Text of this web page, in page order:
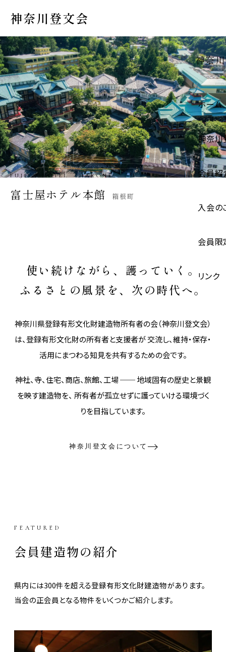
神奈川登文会
神奈
ホーム
神奈川
会員紹
入会の
会員限
リンク
IGARASHI STORE · HADANO
五十嵐商店 秦野市
使い続けながら、護っていく。
ふるさとの風景を、次の時代へ。
神奈川県登録有形文化財建造物所有者の会（神奈川登文会）
は、登録有形文化財の所有者と支援者が 交流し、維持・保存・
活用にまつわる知見を共有するための会です。
神社、寺、住宅、商店、旅館、工場 ── 地域固有の歴史と景観
を映す建造物を、 所有者が孤立せずに護っていける環境づく
りを目指しています。
神奈川登文会について
FEATURED
会員建造物の紹介
県内には300件を超える登録有形文化財建造物があります。
当会の正会員となる物件をいくつかご紹介します。